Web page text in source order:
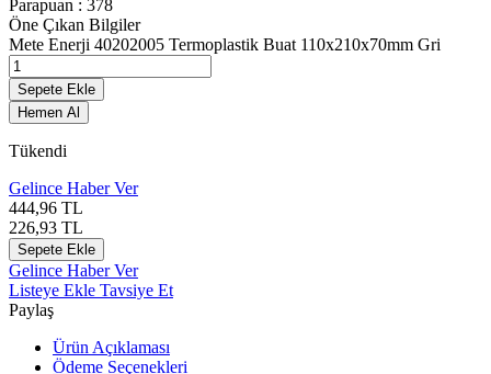
Parapuan : 378
Öne Çıkan Bilgiler
Mete Enerji 40202005 Termoplastik Buat 110x210x70mm Gri
Sepete Ekle
Hemen Al
Tükendi
Gelince Haber Ver
444,96 TL
226,93 TL
Sepete Ekle
Gelince Haber Ver
Listeye Ekle Tavsiye Et
Paylaş
Ürün Açıklaması
Ödeme Seçenekleri